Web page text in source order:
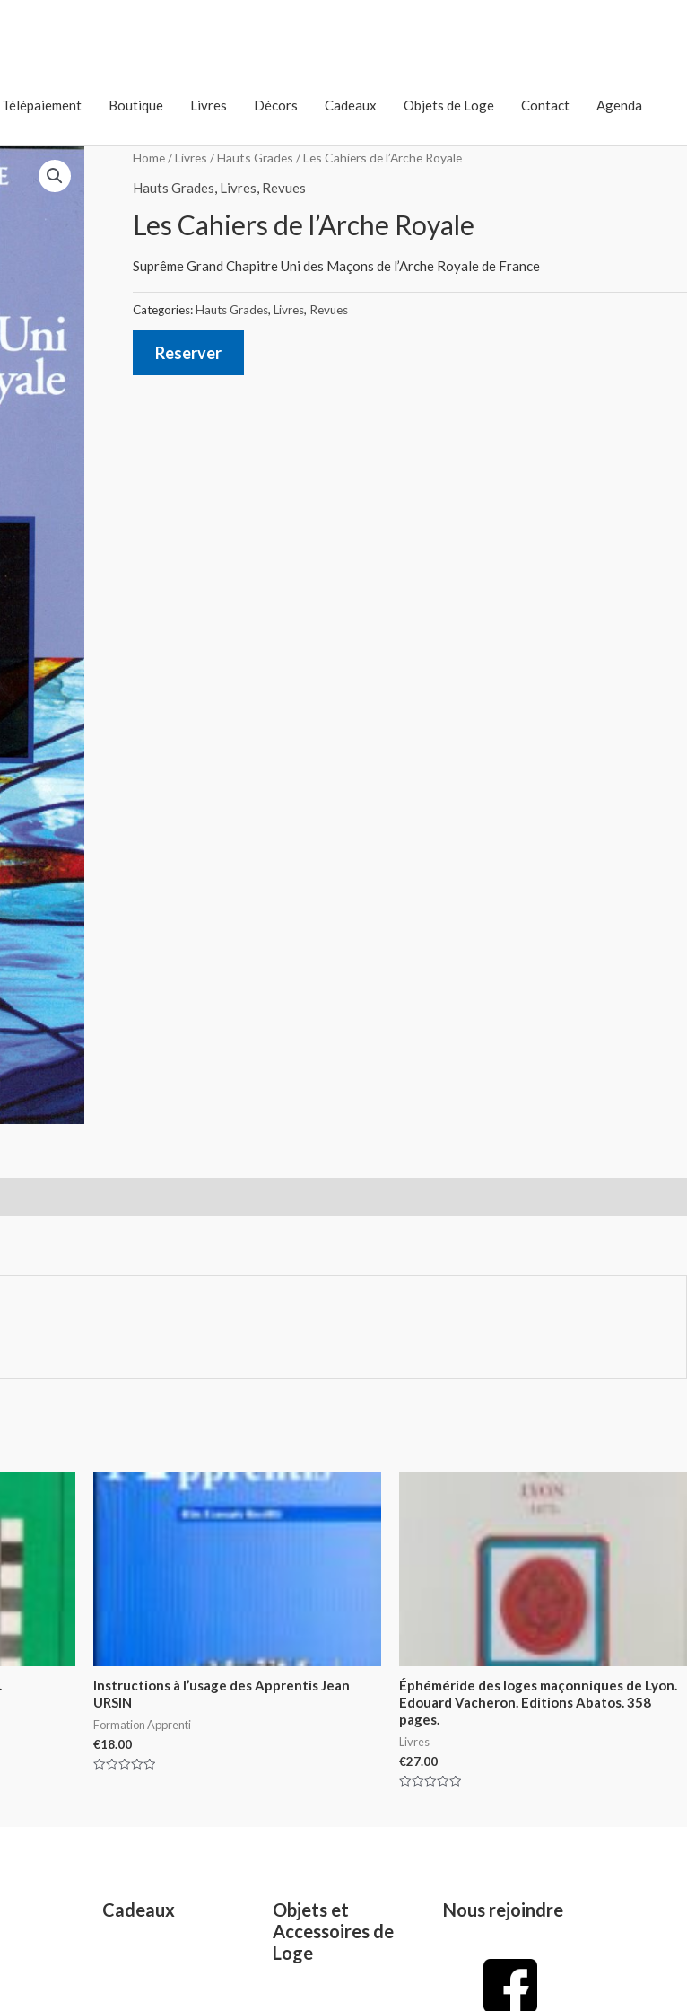
Télépaiement Boutique Livres Décors Cadeaux Objets de Loge Contact Agenda
Home/Livres /Hauts Grades / Les Cahiers de l’Arche Royale
Hauts Grades, Livres, Revues
Les Cahiers de l’Arche Royale
Suprême Grand Chapitre Uni des Maçons de l’Arche Royale de France
Categories:Hauts Grades, Livres, Revues
Reserver
Instructions à l’usage des Apprentis Jean
URSIN
Formation Apprenti
€18.00
Éphéméride des loges maçonniques de Lyon.
Edouard Vacheron. Editions Abatos. 358
pages.
Livres
€27.00
Cadeaux
Objets et
Accessoires de
Loge
Nous rejoindre